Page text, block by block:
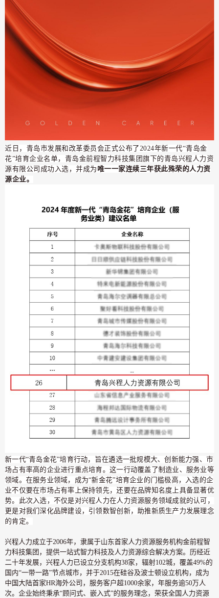
近日，青岛市发展和改革委员会正式公布了2024年新一代“青岛金
花”培育企业名单，青岛金前程智力科技集团旗下的青岛兴程人力资
源有限公司成功入选，并成为 唯一一家连续三年获此殊荣的人力资
源企业。
新一代“青岛金花”培育行动，旨在遴选一批规模大、创新能力强、市
场占有率高的企业进行重点培育。这一行动覆盖了制造业、服务业等
领域。在服务业领域，成为“新金花”培育企业的门槛极高，入选的企
业不仅要在市场占有率上保持领先，还要在品牌知名度上具备显著优
势。此次入选，不仅是对兴程人力在人力资源服务领域成就的认可，
更是对我们深化品牌建设，引领数智创新，助推新质生产力发展理念
的肯定。
兴程人力成立于2006年，隶属于山东首家人力资源服务机构金前程智
力科技集团，提供一站式智力科技及人力资源综合解决方案。历经近
二十年发展，兴程人力已设立分支机构38家，辐射102城，覆盖49%的
国内“一带一路”节点城市，并于2015在硅谷及波士顿设立机构，成为
中国大陆首家HR海外公司，服务客户超1000余家，年服务逾50万人
次。企业始终秉承“顾问式、嵌入式”的服务理念，荣获全国人力资源